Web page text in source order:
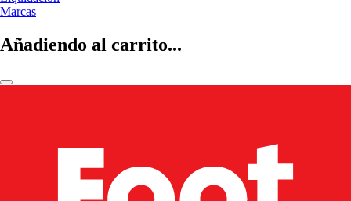
Marcas
Añadiendo al carrito...